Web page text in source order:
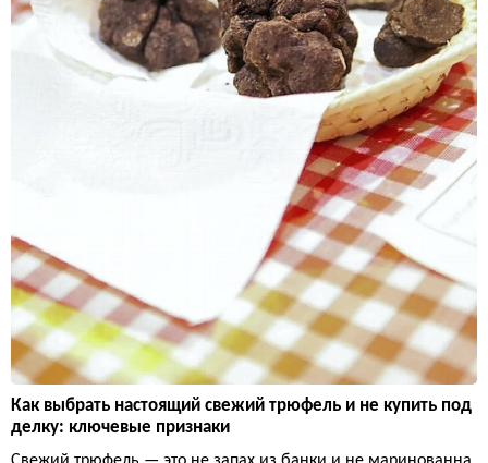
Как выбрать настоящий свежий трюфель и не купить под
делку: ключевые признаки